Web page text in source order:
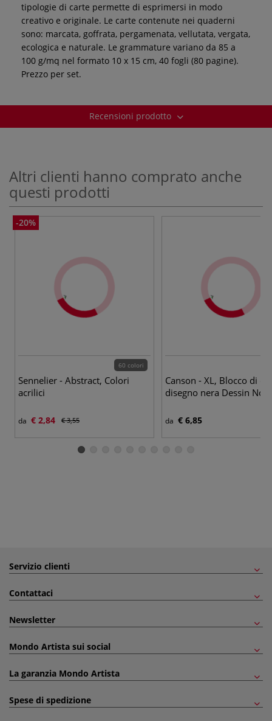
tipologie di carte permette di esprimersi in modo
creativo e originale. Le carte contenute nei quaderni
sono: marcata, goffrata, pergamenata, vellutata, vergata,
ecologica e naturale. Le grammature variano da 85 a
100 g/mq nel formato 10 x 15 cm, 40 fogli (80 pagine).
Prezzo per set.
Recensioni prodotto
Altri clienti hanno comprato anche
questi prodotti
-20%
60 colori
Sennelier - Abstract, Colori
acrilici
da € 2,84 € 3,55
Canson - XL, Blocco di
disegno nera Dessin Noir
da € 6,85
Servizio clienti
Contattaci
Newsletter
Mondo Artista sui social
La garanzia Mondo Artista
Spese di spedizione